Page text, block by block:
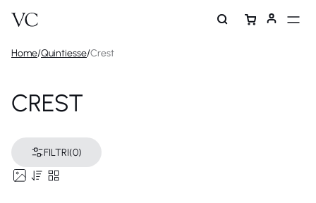
Home/Quintiesse/Crest
CREST
FILTRI(0)